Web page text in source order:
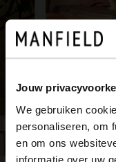
Jouw
We gebruiken
personaliseren, om
en om ons
informatie over uw
View this